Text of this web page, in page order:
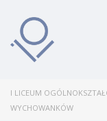
I LICEUM
WYCHOWANKÓW